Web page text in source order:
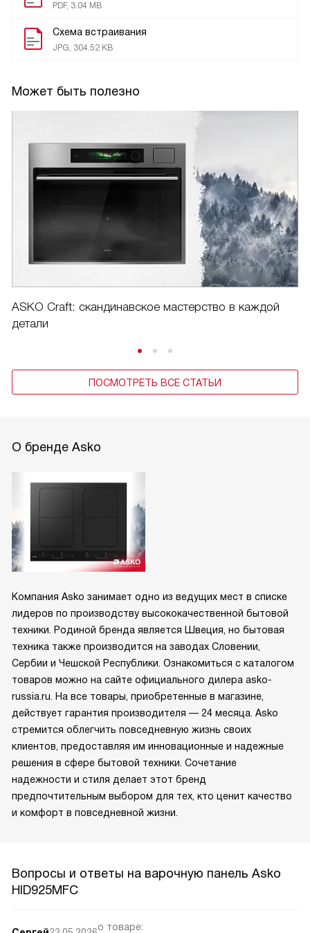
PDF, 3.04 MB
Схема встраивания
JPG, 304.52 KB
Может быть полезно
ASKO Craft: скандинавское мастерство в каждой
детали
ПОСМОТРЕТЬ ВСЕ СТАТЬИ
О бренде Asko
Компания Asko занимает одно из ведущих мест в списке
лидеров по производству высококачественной бытовой
техники. Родиной бренда является Швеция, но бытовая
техника также производится на заводах Словении,
Сербии и Чешской Республики. Ознакомиться с каталогом
товаров можно на сайте официального дилера asko-
russia.ru. На все товары, приобретенные в магазине,
действует гарантия производителя — 24 месяца. Asko
стремится облегчить повседневную жизнь своих
клиентов, предоставляя им инновационные и надежные
решения в сфере бытовой техники. Сочетание
надежности и стиля делает этот бренд
предпочтительным выбором для тех, кто ценит качество
и комфорт в повседневной жизни.
Вопросы и ответы на варочную панель Asko
HID925MFC
о товаре: